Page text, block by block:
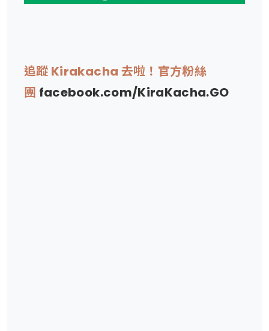
追蹤 Kirakacha 去啦！官方粉絲
團 facebook.com/KiraKacha.GO